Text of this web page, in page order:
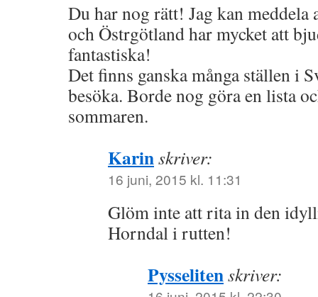
Du har nog rätt! Jag kan meddela
och Östrgötland har mycket att
fantastiska!
Det finns ganska många ställen i
besöka. Borde nog göra en lista
sommaren.
Karinskriver:
16 juni, 2015 kl. 11:31
Glöm inte att rita in den
Horndal i rutten!
Pysselitenskriver: